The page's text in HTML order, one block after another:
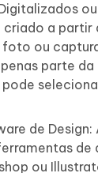
criado a partir
ou
parte
de Design:
de
ou